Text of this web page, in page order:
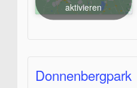
aktivieren
Donnenbergpark